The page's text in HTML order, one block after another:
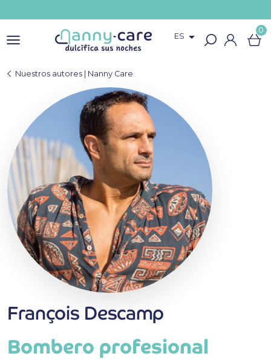
ES  0
Nuestros autores | Nanny Care
François Descamp
Bombero profesional